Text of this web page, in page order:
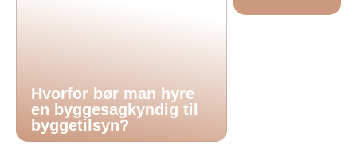
Hvorfor bør man hyre
en byggesagkyndig til
byggetilsyn?